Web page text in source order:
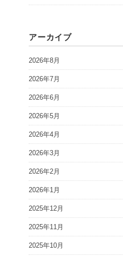
アーカイブ
2026年8月
2026年7月
2026年6月
2026年5月
2026年4月
2026年3月
2026年2月
2026年1月
2025年12月
2025年11月
2025年10月